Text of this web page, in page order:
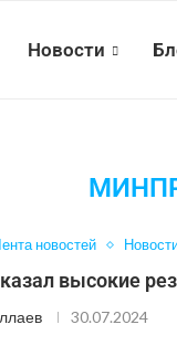
Новости
новостей
высокие
30.07.2024